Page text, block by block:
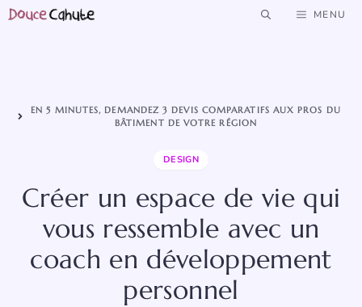
Aller
MENU
EN 5 MINUTES, DEMANDEZ 3 DEVIS COMPARATIFS AUX PROS DU
BÂTIMENT DE VOTRE RÉGION
DESIGN
Créer un espace de vie qui
vous ressemble avec un
coach en développement
personnel